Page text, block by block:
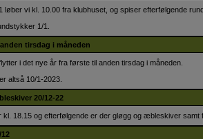
løber vi kl. 10.00 fra klubhuset, og spiser efterfølgende
1/1.
tirsdag i måneden
i det nye år fra første til anden tirsdag i måneden.
altså 10/1-2023.
20/12-22
kl. 18.15 og efterfølgende er der gløgg og æbleskiver samt